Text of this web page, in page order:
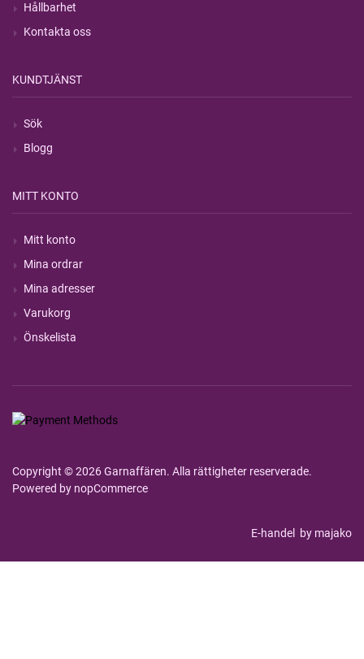
Hållbarhet
Kontakta oss
KUNDTJÄNST
Sök
Blogg
MITT KONTO
Mitt konto
Mina ordrar
Mina adresser
Varukorg
Önskelista
Copyright © 2026 Garnaffären. Alla rättigheter reserverade.
Powered by nopCommerce
E-handel by majako